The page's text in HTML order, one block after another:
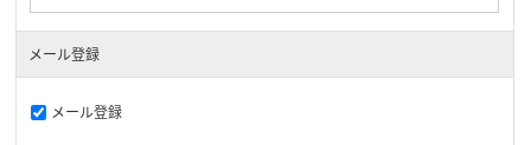
メール登録
メール登録